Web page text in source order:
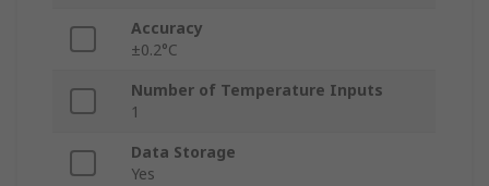
Accuracy
±0.2°C
Number of Temperature Inputs
1
Data Storage
Yes